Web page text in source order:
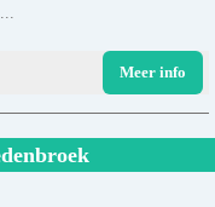
Meer info